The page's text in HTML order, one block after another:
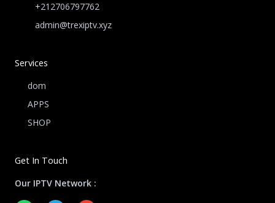
+212706797762
admin@trexiptv.xyz
Services
dom
APPS
SHOP
Get In Touch
Our IPTV Network :